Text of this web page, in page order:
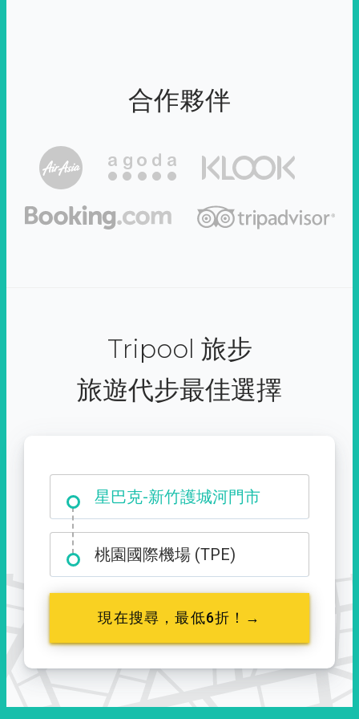
合作夥伴
Tripool 旅步
旅遊代步最佳選擇
星巴克-新竹護城河門市
大霸尖山登山口
桃園國際機場 (TPE)
現在搜尋，最低6折！→